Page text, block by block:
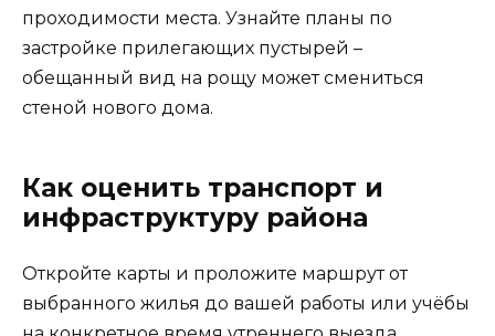
проходимости места. Узнайте планы по
застройке прилегающих пустырей –
обещанный вид на рощу может смениться
стеной нового дома.
Как оценить транспорт и
инфраструктуру района
Откройте карты и проложите маршрут от
выбранного жилья до вашей работы или учёбы